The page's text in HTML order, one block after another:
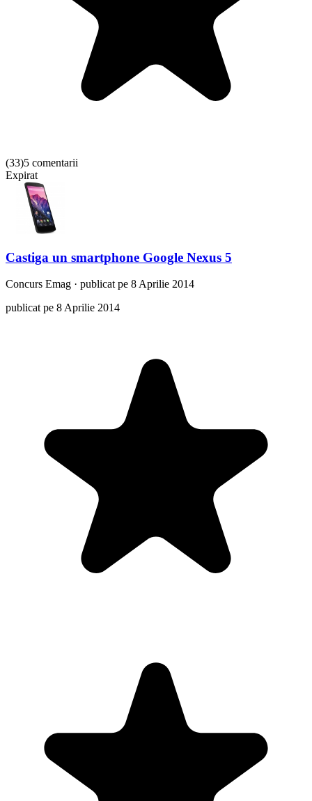
(33)5 comentarii
Expirat
Castiga un smartphone Google Nexus 5
Concurs Emag · publicat pe 8 Aprilie 2014
publicat pe 8 Aprilie 2014